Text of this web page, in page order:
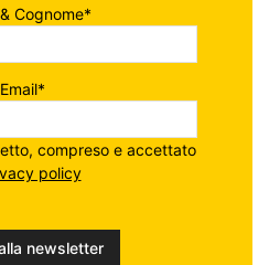
Cognome*
Email*
compreso e accettato
policy